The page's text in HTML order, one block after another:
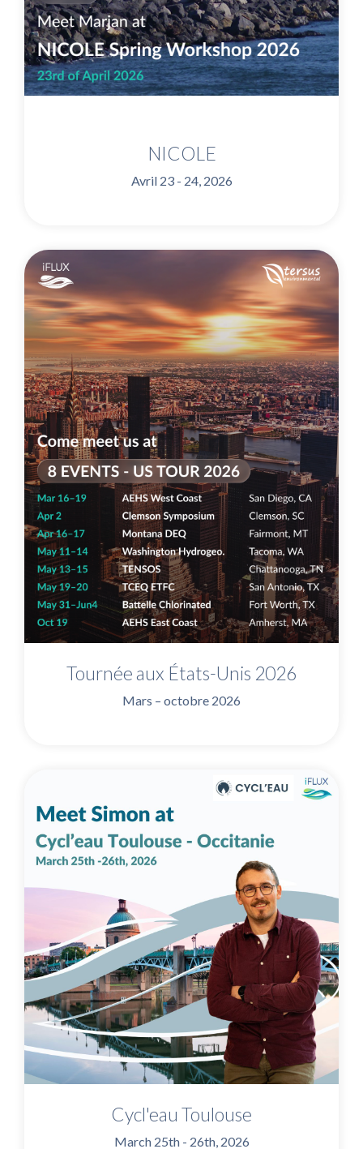
NICOLE
Avril 23 - 24, 2026
Tournée aux États-Unis 2026
Mars – octobre 2026
Cycl'eau Toulouse
March 25th - 26th, 2026